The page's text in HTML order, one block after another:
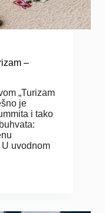
–
„Turizam
je
i tako
uvodnom